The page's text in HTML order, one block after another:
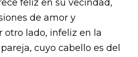
feliz en su vecindad,
de amor y
otro lado, infeliz en la
cuyo cabello es del